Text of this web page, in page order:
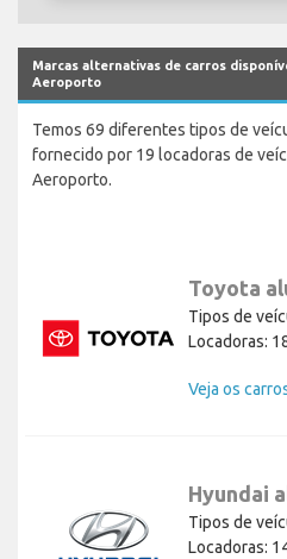
Marcas alternativas de carros
Aeroporto
Temos 69 diferentes tipos de
fornecido por 19 locadoras de
Aeroporto.
Toyota
Tipos de
Locadoras:
Veja os
Hyundai
Tipos de
Locadoras: